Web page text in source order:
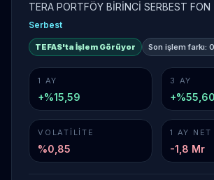
TERA PORTFÖY BİRİNCİ SERBEST FON
Serbest
TEFAS'ta İşlem Görüyor Son işlem farkı:
1 AY
+%15,59
3 AY
+%55,60
VOLATILITE
%0,85
1 AY NET
-1,8 Mr